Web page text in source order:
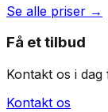
Se alle priser →
Få et tilbud
Kontakt os i
Kontakt os